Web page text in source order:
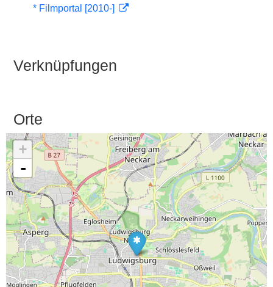
* Filmportal [2010-]
Verknüpfungen
Orte
+
-